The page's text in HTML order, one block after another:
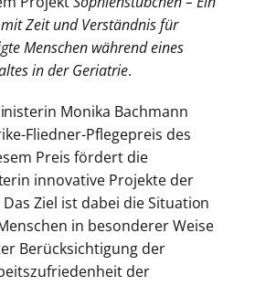
Zeit und Verständnis für
Menschen während eines
in der Geriatrie.
Monika Bachmann
Fliedner-Pflegepreis des
Preis fördert die
innovative Projekte der
Ziel ist dabei die Situation
in besonderer Weise
Berücksichtigung der
der